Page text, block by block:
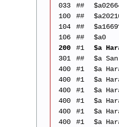
033
##
100
##
104
##
106
##
$a0
200
#1
$a
301
##
$a
400
#1
$a
400
#1
$a
400
#1
$a
400
#1
$a
400
#1
$a
400
#1
$a